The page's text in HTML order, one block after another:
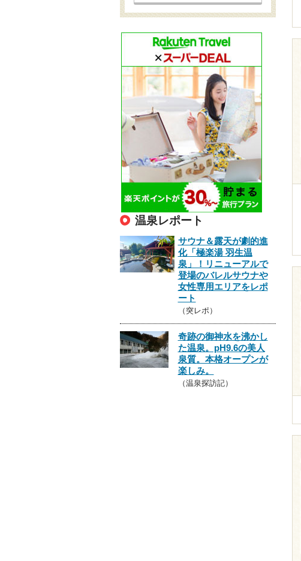
温泉レポート
サウナ＆露天が劇的進
化「極楽湯 羽生温
泉」！リニューアルで
登場のバレルサウナや
女性専用エリアをレポ
ート
（突レポ）
奇跡の御神水を沸かし
た温泉。pH9.6の美人
泉質。本格オープンが
楽しみ。
（温泉探訪記）